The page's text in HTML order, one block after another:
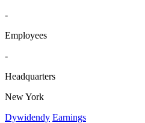
-
Employees
-
Headquarters
New York
Dywidendy Earnings